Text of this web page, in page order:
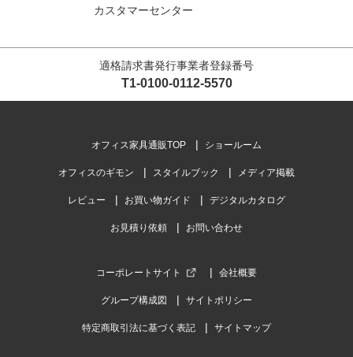
カスタマーセンター
適格請求書発行事業者登録番号
T1-0100-0112-5570
オフィス家具通販TOP ショールーム
オフィスのギモン スタイルブック メディア掲載
レビュー お買い物ガイド デジタルカタログ
お見積り依頼 お問い合わせ
コーポレートサイト 会社概要
グループ構成図 サイトポリシー
特定商取引法に基づく表記 サイトマップ